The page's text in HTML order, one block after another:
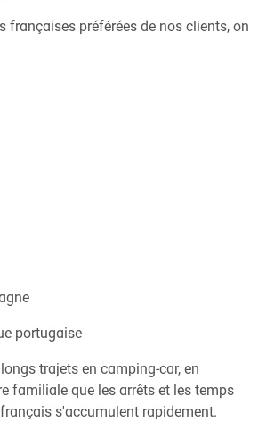
françaises préférées de nos clients, on
portugaise
trajets en camping-car, en
familiale que les arrêts et les temps
s'accumulent rapidement.